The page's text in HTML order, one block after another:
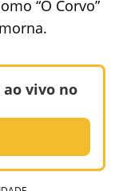
“O Corvo”
ao vivo no